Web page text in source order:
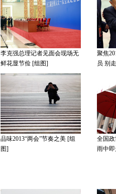
李克强总理记者见面会现场无
鲜花显节俭 [组图]
聚焦
员 别
品味2013“两会”节奏之美 [组
图]
全国
雨中